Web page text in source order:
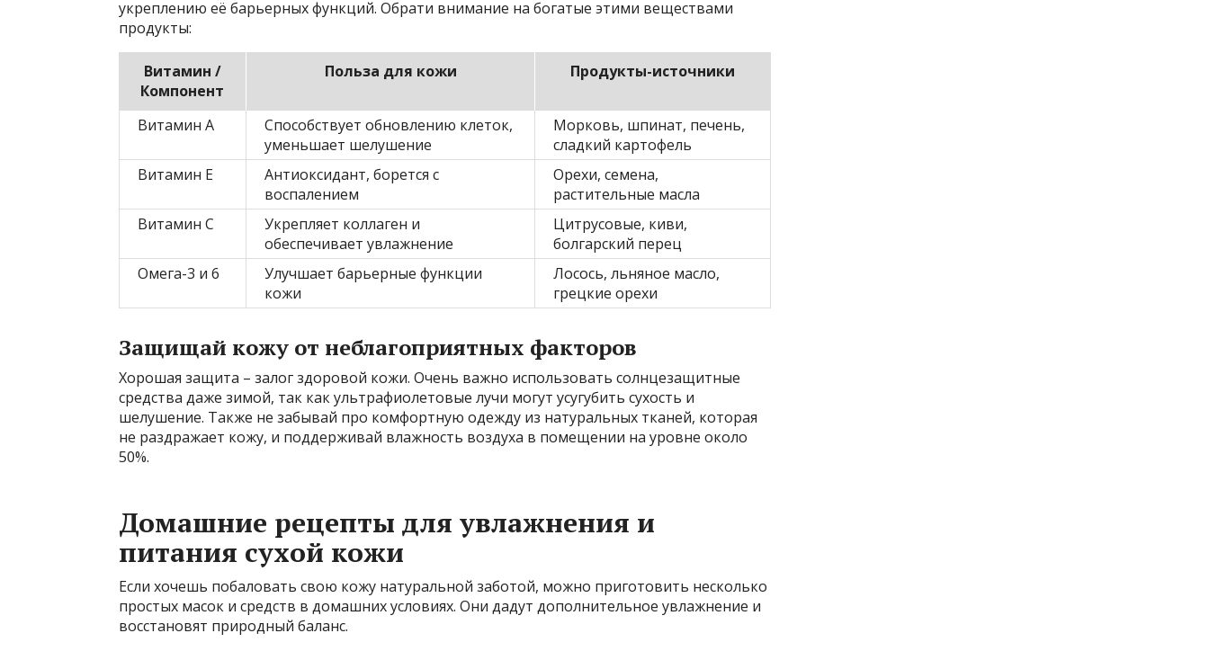
укреплению её барьерных функций. Обрати внимание на богатые этими веществами
продукты:
Витамин /
Компонент
Польза для кожи Продукты-источники
Витамин А
Способствует обновлению клеток,
уменьшает шелушение
Морковь, шпинат, печень,
сладкий картофель
Витамин Е
Антиоксидант, борется с
воспалением
Орехи, семена,
растительные масла
Витамин С
Укрепляет коллаген и
обеспечивает увлажнение
Цитрусовые, киви,
болгарский перец
Омега-3 и 6
Улучшает барьерные функции
кожи
Лосось, льняное масло,
грецкие орехи
Защищай кожу от неблагоприятных факторов
Хорошая защита – залог здоровой кожи. Очень важно использовать солнцезащитные
средства даже зимой, так как ультрафиолетовые лучи могут усугубить сухость и
шелушение. Также не забывай про комфортную одежду из натуральных тканей, которая
не раздражает кожу, и поддерживай влажность воздуха в помещении на уровне около
50%.
Домашние рецепты для увлажнения и
питания сухой кожи
Если хочешь побаловать свою кожу натуральной заботой, можно приготовить несколько
простых масок и средств в домашних условиях. Они дадут дополнительное увлажнение и
восстановят природный баланс.